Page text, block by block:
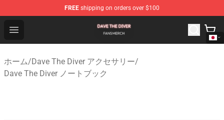
FREE shipping on orders over $100
Open menu
Dave The Diver Shop - Official Dave The Diver
ホーム/Dave The Diver アクセサリー/
Dave The Diver ノートブック